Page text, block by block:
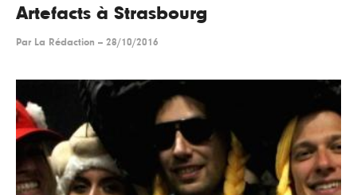
Artefacts à Strasbourg
Par La Rédaction -- 28/10/2016